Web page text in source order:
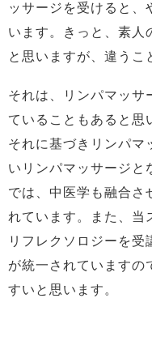
ッサージを受けると、
います。きっと、素人
と思いますが、違うこ
それは、リンパマッサ
ていることもあると思
それに基づきリンパマ
いリンパマッサージと
では、中医学も融合さ
れています。また、当
リフレクソロジーを
が統一されていますの
すいと思います。